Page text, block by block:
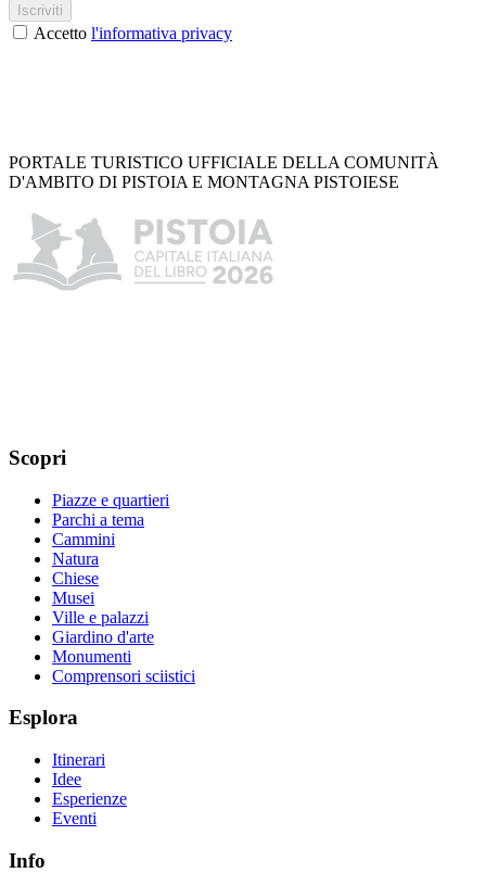
Iscriviti
Accetto l'informativa privacy
PORTALE TURISTICO UFFICIALE DELLA COMUNITÀ
D'AMBITO DI PISTOIA E MONTAGNA PISTOIESE
Scopri
Piazze e quartieri
Parchi a tema
Cammini
Natura
Chiese
Musei
Ville e palazzi
Giardino d'arte
Monumenti
Comprensori sciistici
Esplora
Itinerari
Idee
Esperienze
Eventi
Info